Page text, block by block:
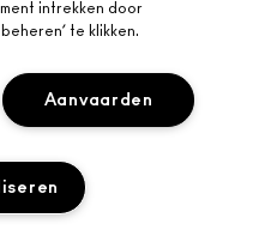
intrekken door
te klikken.
Aanvaarden